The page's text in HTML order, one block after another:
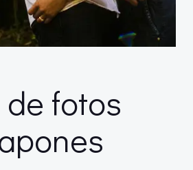
fotos